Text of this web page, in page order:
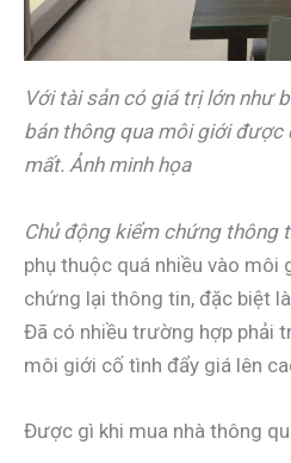
Với tài sản có giá trị lớn như
bán thông qua môi giới được
mất. Ảnh minh họa
Chủ động kiểm chứng thông
phụ thuộc quá nhiều vào môi
chứng lại thông tin, đặc biệt
Đã có nhiều trường hợp phải
môi giới cố tình đẩy giá lên
Được gì khi mua nhà thông